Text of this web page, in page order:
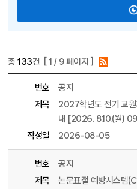
총133건 [1 / 9 페이지 ]
번호
공지
제목
2027학년도 전기 교
내 [2026. 8.10.(월)
작성일
2026-08-05
번호
공지
제목
논문표절 예방시스